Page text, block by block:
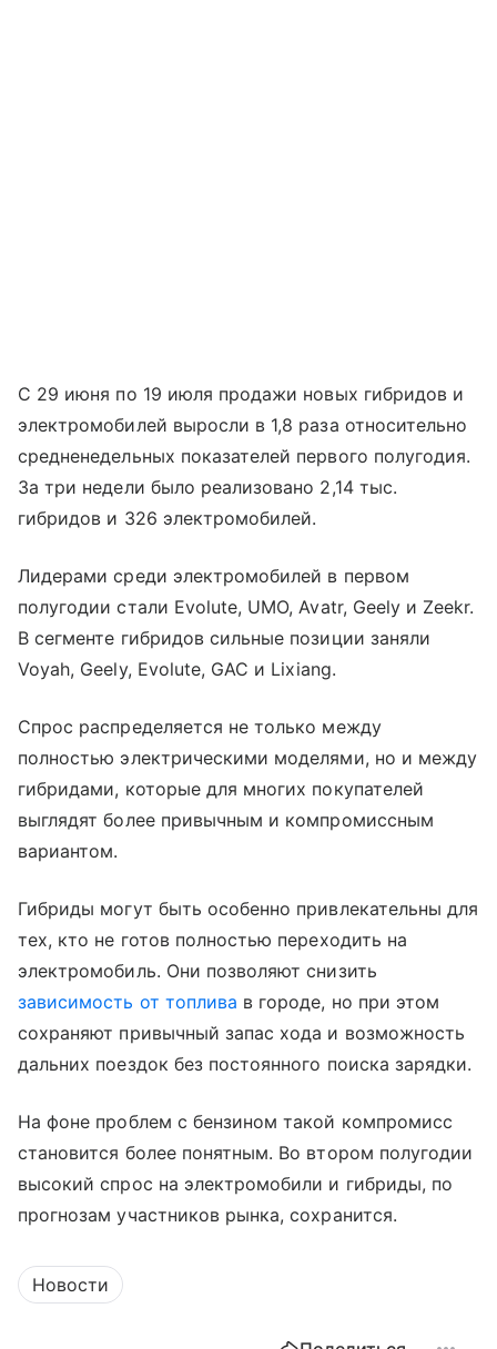
С 29 июня по 19 июля продажи новых гибридов и
электромобилей выросли в 1,8 раза относительно
средненедельных показателей первого полугодия.
За три недели было реализовано 2,14 тыс.
гибридов и 326 электромобилей.
Лидерами среди электромобилей в первом
полугодии стали Evolute, UMO, Avatr, Geely и Zeekr.
В сегменте гибридов сильные позиции заняли
Voyah, Geely, Evolute, GAC и Lixiang.
Спрос распределяется не только между
полностью электрическими моделями, но и между
гибридами, которые для многих покупателей
выглядят более привычным и компромиссным
вариантом.
Гибриды могут быть особенно привлекательны для
тех, кто не готов полностью переходить на
электромобиль. Они позволяют снизить
зависимость от топлива в городе, но при этом
сохраняют привычный запас хода и возможность
дальних поездок без постоянного поиска зарядки.
На фоне проблем с бензином такой компромисс
становится более понятным. Во втором полугодии
высокий спрос на электромобили и гибриды, по
прогнозам участников рынка, сохранится.
Новости